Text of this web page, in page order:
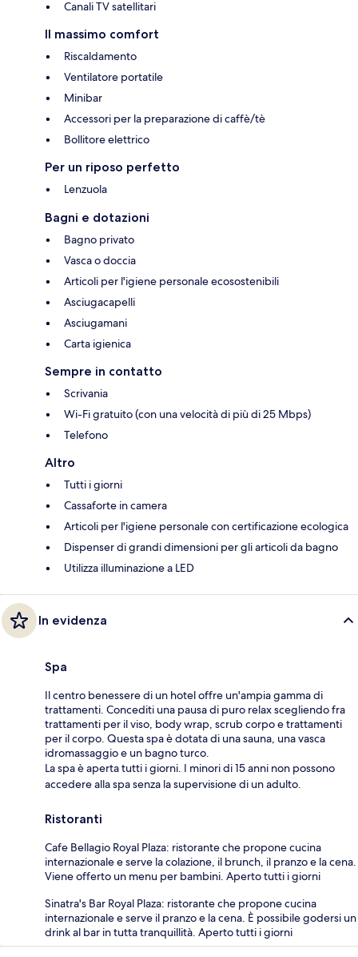
Canali TV satellitari
Il massimo comfort
Riscaldamento
Ventilatore portatile
Minibar
Accessori per la preparazione di caffè/tè
Bollitore elettrico
Per un riposo perfetto
Lenzuola
Bagni e dotazioni
Bagno privato
Vasca o doccia
Articoli per l'igiene personale ecosostenibili
Asciugacapelli
Asciugamani
Carta igienica
Sempre in contatto
Scrivania
Wi-Fi gratuito (con una velocità di più di 25 Mbps)
Telefono
Altro
Tutti i giorni
Cassaforte in camera
Articoli per l'igiene personale con certificazione ecologica
Dispenser di grandi dimensioni per gli articoli da bagno
Utilizza illuminazione a LED
In evidenza
Spa
Il centro benessere di un hotel offre un'ampia gamma di
trattamenti. Concediti una pausa di puro relax scegliendo fra
trattamenti per il viso, body wrap, scrub corpo e trattamenti
per il corpo. Questa spa è dotata di una sauna, una vasca
idromassaggio e un bagno turco.
La spa è aperta tutti i giorni. I minori di 15 anni non possono
accedere alla spa senza la supervisione di un adulto.
Ristoranti
Cafe Bellagio Royal Plaza: ristorante che propone cucina
internazionale e serve la colazione, il brunch, il pranzo e la cena.
Viene offerto un menu per bambini. Aperto tutti i giorni
Sinatra's Bar Royal Plaza: ristorante che propone cucina
internazionale e serve il pranzo e la cena. È possibile godersi un
drink al bar in tutta tranquillità. Aperto tutti i giorni